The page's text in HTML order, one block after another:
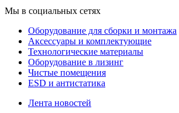
Мы в социальных сетях
Оборудование для сборки и монтажа
Аксессуары и комплектующие
Технологические материалы
Оборудование в лизинг
Чистые помещения
ESD и антистатика
Лента новостей